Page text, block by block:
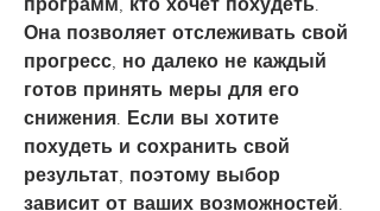
программ, кто хочет похудеть.
Она позволяет отслеживать свой
прогресс, но далеко не каждый
готов принять меры для его
снижения. Если вы хотите
похудеть и сохранить свой
результат, поэтому выбор
зависит от ваших возможностей.